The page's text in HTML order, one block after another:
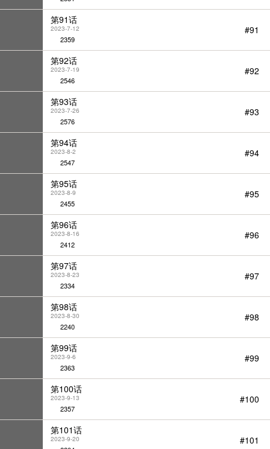
第91话
2023-7-12
2359
#91
第92话
2023-7-19
2546
#92
第93话
2023-7-26
2576
#93
第94话
2023-8-2
2547
#94
第95话
2023-8-9
2455
#95
第96话
2023-8-16
2412
#96
第97话
2023-8-23
2334
#97
第98话
2023-8-30
2240
#98
第99话
2023-9-6
2363
#99
第100话
2023-9-13
2357
#100
第101话
2023-9-20 #101